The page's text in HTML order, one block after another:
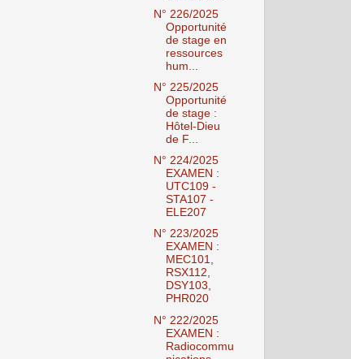
N° 226/2025
Opportunité
de stage en
ressources
hum...
N° 225/2025
Opportunité
de stage :
Hôtel-Dieu
de F...
N° 224/2025
EXAMEN :
UTC109 -
STA107 -
ELE207
N° 223/2025
EXAMEN :
MEC101,
RSX112,
DSY103,
PHR020
N° 222/2025
EXAMEN :
Radiocommu